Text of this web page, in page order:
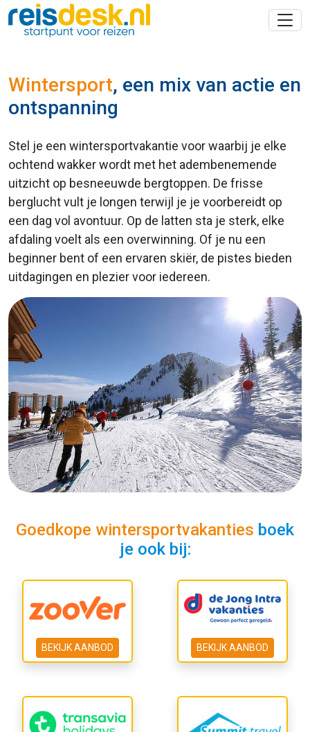
Wintersport, een mix van actie en
ontspanning
Stel je een wintersportvakantie voor waarbij je elke
ochtend wakker wordt met het adembenemende
uitzicht op besneeuwde bergtoppen. De frisse
berglucht vult je longen terwijl je je voorbereidt op
een dag vol avontuur. Op de latten sta je sterk, elke
afdaling voelt als een overwinning. Of je nu een
beginner bent of een ervaren skiër, de pistes bieden
uitdagingen en plezier voor iedereen.
Goedkope wintersportvakanties boek
je ook bij:
BEKIJK AANBOD BEKIJK AANBOD